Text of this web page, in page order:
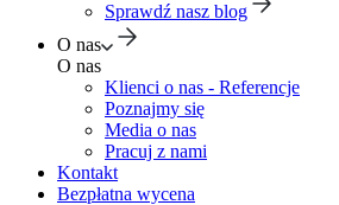
Sprawdź nasz blog
O nas
O nas
Klienci o nas - Referencje
Poznajmy się
Media o nas
Pracuj z nami
Kontakt
Bezpłatna wycena